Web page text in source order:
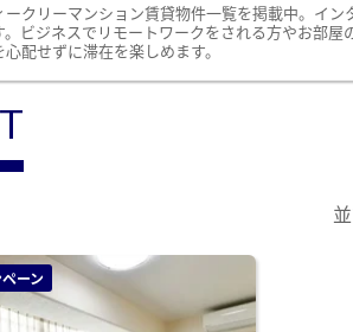
クリーマンション賃貸物件一覧を掲載中。イ
ビジネスでリモートワークをされる方やお部
配せずに滞在を楽しめます。
ーン